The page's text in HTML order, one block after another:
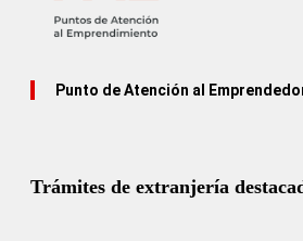
Punto de Atención al
Trámites de extranjería